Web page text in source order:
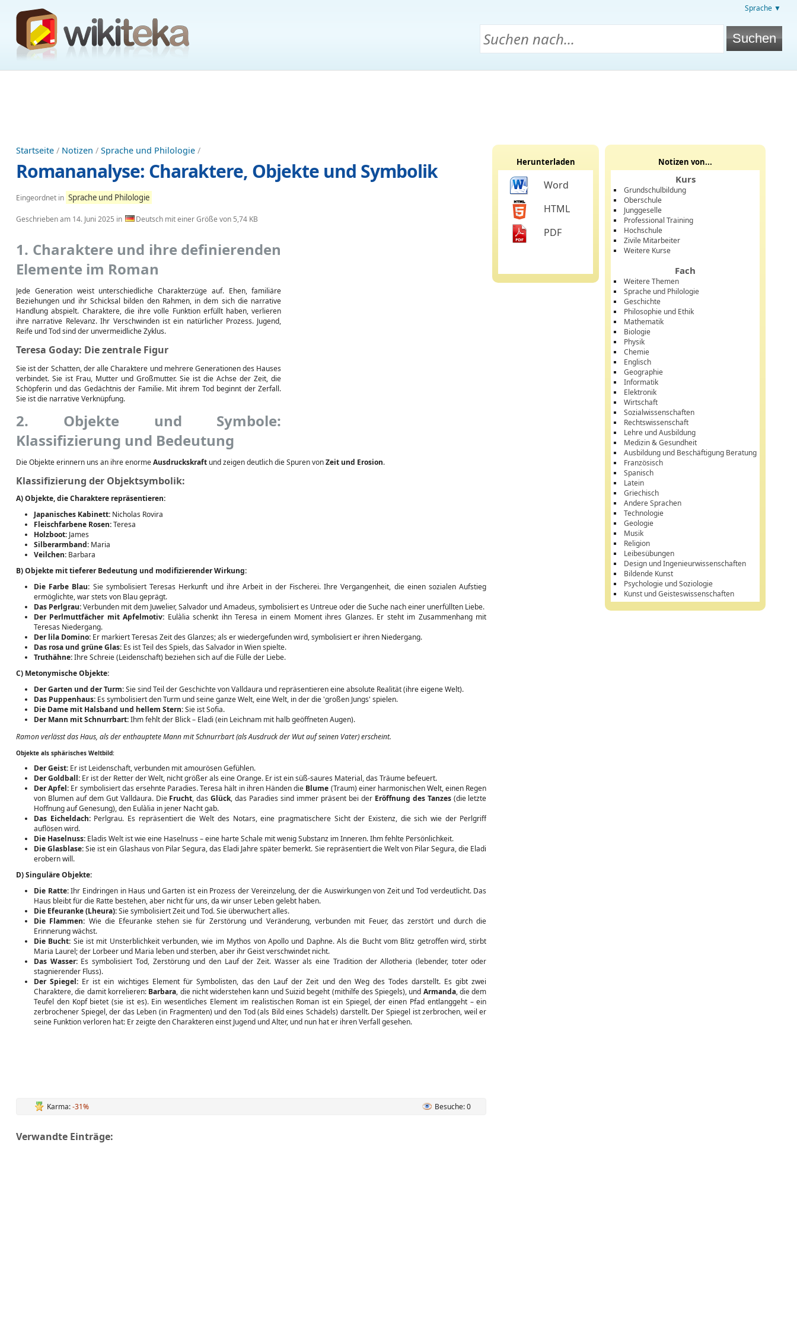
Sprache ▼
Startseite / Notizen / Sprache und Philologie /
Romananalyse: Charaktere, Objekte und Symbolik
Eingeordnet in Sprache und Philologie
Geschrieben am 14. Juni 2025 in Deutsch mit einer Größe von 5,74 KB
1. Charaktere und ihre definierenden
Elemente im Roman
Jede Generation weist unterschiedliche Charakterzüge auf. Ehen, familiäre
Beziehungen und ihr Schicksal bilden den Rahmen, in dem sich die narrative
Handlung abspielt. Charaktere, die ihre volle Funktion erfüllt haben, verlieren
ihre narrative Relevanz. Ihr Verschwinden ist ein natürlicher Prozess. Jugend,
Reife und Tod sind der unvermeidliche Zyklus.
Teresa Goday: Die zentrale Figur
Sie ist der Schatten, der alle Charaktere und mehrere Generationen des Hauses
verbindet. Sie ist Frau, Mutter und Großmutter. Sie ist die Achse der Zeit, die
Schöpferin und das Gedächtnis der Familie. Mit ihrem Tod beginnt der Zerfall.
Sie ist die narrative Verknüpfung.
2. Objekte und Symbole:
Klassifizierung und Bedeutung
Die Objekte erinnern uns an ihre enormeAusdruckskraft und zeigen deutlich die Spuren vonZeit und Erosion.
Klassifizierung der Objektsymbolik:
A) Objekte, die Charaktere repräsentieren:
Japanisches Kabinett: Nicholas Rovira
Fleischfarbene Rosen:Teresa
Holzboot: James
Silberarmband: Maria
Veilchen: Barbara
B) Objekte mit tieferer Bedeutung und modifizierender Wirkung:
Die Farbe Blau: Sie symbolisiert Teresas Herkunft und ihre Arbeit in der Fischerei. Ihre Vergangenheit, die einen sozialen Aufstieg
ermöglichte, war stets von Blau geprägt.
Das Perlgrau:Verbunden mit dem Juwelier, Salvador und Amadeus, symbolisiert es Untreue oder die Suche nach einer unerfüllten Liebe.
Der Perlmuttfächer mit Apfelmotiv: Eulàlia schenkt ihn Teresa in einem Moment ihres Glanzes. Er steht im Zusammenhang mit
Teresas Niedergang.
Der lila Domino: Er markiert Teresas Zeit des Glanzes; als er wiedergefunden wird, symbolisiert er ihren Niedergang.
Das rosa und grüne Glas: Es ist Teil des Spiels, das Salvador in Wien spielte.
Truthähne:Ihre Schreie (Leidenschaft) beziehen sich auf die Fülle der Liebe.
C) Metonymische Objekte:
Der Garten und der Turm:Sie sind Teil der Geschichte von Valldaura und repräsentieren eine absolute Realität (ihre eigene Welt).
Das Puppenhaus: Es symbolisiert den Turm und seine ganze Welt, eine Welt, in der die 'großen Jungs' spielen.
Die Dame mit Halsband und hellem Stern:Sie ist Sofia.
Der Mann mit Schnurrbart:Ihm fehlt der Blick – Eladi (ein Leichnam mit halb geöffneten Augen).
Ramon verlässt das Haus, als der enthauptete Mann mit Schnurrbart (als Ausdruck der Wut auf seinen Vater) erscheint.
Objekte als sphärisches Weltbild:
Der Geist: Er ist Leidenschaft, verbunden mit amourösen Gefühlen.
Der Goldball: Er ist der Retter der Welt, nicht größer als eine Orange. Er ist ein süß-saures Material, das Träume befeuert.
Der Apfel: Er symbolisiert das ersehnte Paradies. Teresa hält in ihren Händen die Blume (Traum) einer harmonischen Welt, einen Regen
von Blumen auf dem Gut Valldaura. Die Frucht, dasGlück, das Paradies sind immer präsent bei der Eröffnung des Tanzes(die letzte
Hoffnung auf Genesung), den Eulàlia in jener Nacht gab.
Das Eicheldach:Perlgrau. Es repräsentiert die Welt des Notars, eine pragmatischere Sicht der Existenz, die sich wie der Perlgriff
auflösen wird.
Die Haselnuss: Eladis Welt ist wie eine Haselnuss – eine harte Schale mit wenig Substanz im Inneren. Ihm fehlte Persönlichkeit.
Die Glasblase:Sie ist ein Glashaus von Pilar Segura, das Eladi Jahre später bemerkt. Sie repräsentiert die Welt von Pilar Segura, die Eladi
erobern will.
D) Singuläre Objekte:
Die Ratte:Ihr Eindringen in Haus und Garten ist ein Prozess der Vereinzelung, der die Auswirkungen von Zeit und Tod verdeutlicht. Das
Haus bleibt für die Ratte bestehen, aber nicht für uns, da wir unser Leben gelebt haben.
Die Efeuranke (Lheura):Sie symbolisiert Zeit und Tod. Sie überwuchert alles.
Die Flammen: Wie die Efeuranke stehen sie für Zerstörung und Veränderung, verbunden mit Feuer, das zerstört und durch die
Erinnerung wächst.
Die Bucht: Sie ist mit Unsterblichkeit verbunden, wie im Mythos von Apollo und Daphne. Als die Bucht vom Blitz getroffen wird, stirbt
Maria Laurel; der Lorbeer und Maria leben und sterben, aber ihr Geist verschwindet nicht.
Das Wasser:Es symbolisiert Tod, Zerstörung und den Lauf der Zeit. Wasser als eine Tradition der Allotheria (lebender, toter oder
stagnierender Fluss).
Der Spiegel: Er ist ein wichtiges Element für Symbolisten, das den Lauf der Zeit und den Weg des Todes darstellt. Es gibt zwei
Charaktere, die damit korrelieren: Barbara, die nicht widerstehen kann und Suizid begeht (mithilfe des Spiegels), und Armanda, die dem
Teufel den Kopf bietet (sie ist es). Ein wesentliches Element im realistischen Roman ist ein Spiegel, der einen Pfad entlanggeht – ein
zerbrochener Spiegel, der das Leben (in Fragmenten) und den Tod (als Bild eines Schädels) darstellt. Der Spiegel ist zerbrochen, weil er
seine Funktion verloren hat: Er zeigte den Charakteren einst Jugend und Alter, und nun hat er ihren Verfall gesehen.
Karma:-31% Besuche: 0
Verwandte Einträge:
Herunterladen
Word
HTML
PDF
Notizen von...
Kurs
Grundschulbildung
Oberschule
Junggeselle
Professional Training
Hochschule
Zivile Mitarbeiter
Weitere Kurse
Fach
Weitere Themen
Sprache und Philologie
Geschichte
Philosophie und Ethik
Mathematik
Biologie
Physik
Chemie
Englisch
Geographie
Informatik
Elektronik
Wirtschaft
Sozialwissenschaften
Rechtswissenschaft
Lehre und Ausbildung
Medizin & Gesundheit
Ausbildung und Beschäftigung Beratung
Französisch
Spanisch
Latein
Griechisch
Andere Sprachen
Technologie
Geologie
Musik
Religion
Leibesübungen
Design und Ingenieurwissenschaften
Bildende Kunst
Psychologie und Soziologie
Kunst und Geisteswissenschaften